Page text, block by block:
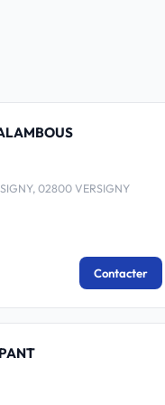
02800 VERSIGNY
Contacter